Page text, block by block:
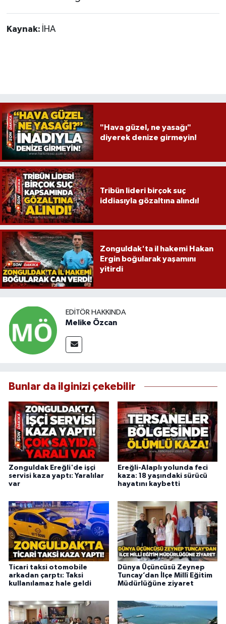
Kaynak: İHA
"Hava güzel, ne yasağı"
diyerek denize girmeyin!
Tribün lideri birçok suç
iddiasıyla gözaltına alındı!
Zonguldak'ta il hakemi Hakan
Ergin boğularak yaşamını
yitirdi
EDITÖR HAKKINDA
Melike Özcan
Bunlar da ilginizi çekebilir
Zonguldak Ereğli'de işçi
servisi kaza yaptı: Yaralılar
var
Ereğli-Alaplı yolunda feci
kaza: 18 yaşındaki sürücü
hayatını kaybetti
Ticari taksi otomobile
arkadan çarptı: Taksi
kullanılamaz hale geldi
Dünya Üçüncüsü Zeynep
Tuncay’dan İlçe Millî Eğitim
Müdürlüğüne ziyaret